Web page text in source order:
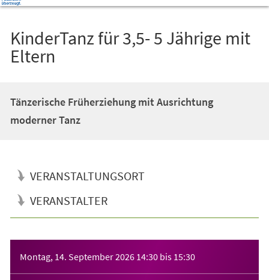
KinderTanz für 3,5- 5 Jährige mit
Eltern
Tänzerische Früherziehung mit Ausrichtung
moderner Tanz
VERANSTALTUNGSORT
VERANSTALTER
Montag, 14. September 2026 14:30 bis 15:30